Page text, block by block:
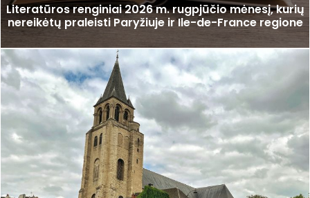
Literatūros renginiai 2026 m. rugpjūčio mėnesį, kurių
nereikėtų praleisti Paryžiuje ir Ile-de-France regione